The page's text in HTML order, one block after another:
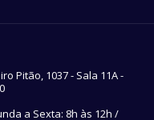
Pitão, 1037 - Sala 11A -
a Sexta: 8h às 12h /